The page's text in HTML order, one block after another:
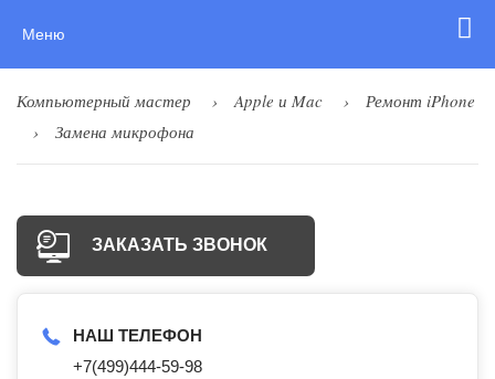
Меню
Компьютерный мастер Apple и Mac
Ремонт iPhone
Замена микрофона
ЗАКАЗАТЬ ЗВОНОК
НАШ ТЕЛЕФОН
+7(499)444-59-98